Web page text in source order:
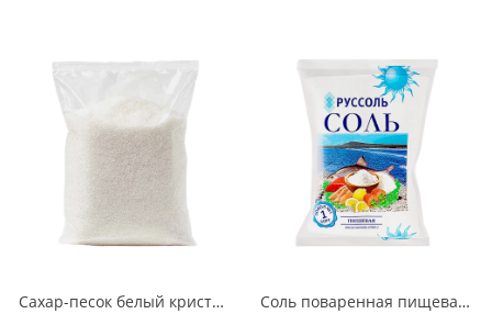
Сахар-песок белый кристаллический 1кг
Соль поваренная пищевая 1кг